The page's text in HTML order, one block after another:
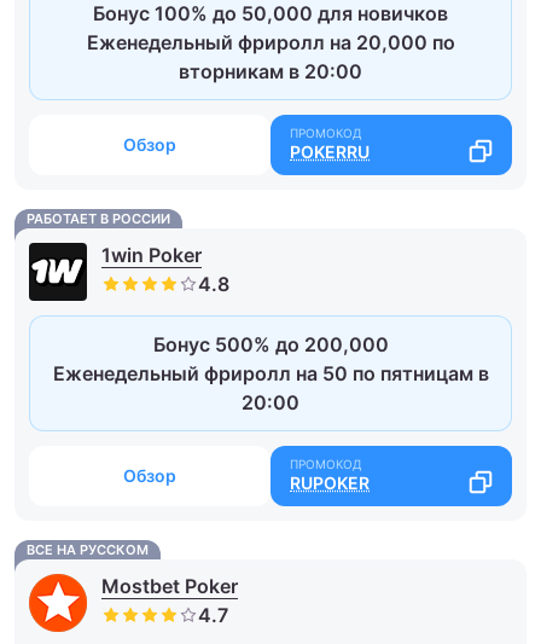
Бонус 100% до 50,000 для новичков
Еженедельный фриролл на 20,000 по
вторникам в 20:00
Обзор POKERRU
РАБОТАЕТ В РОССИИ
1win Poker
Бонус 500% до 200,000
Еженедельный фриролл на 50 по пятницам в
20:00
Обзор RUPOKER
ВСЕ НА РУССКОМ
Mostbet Poker